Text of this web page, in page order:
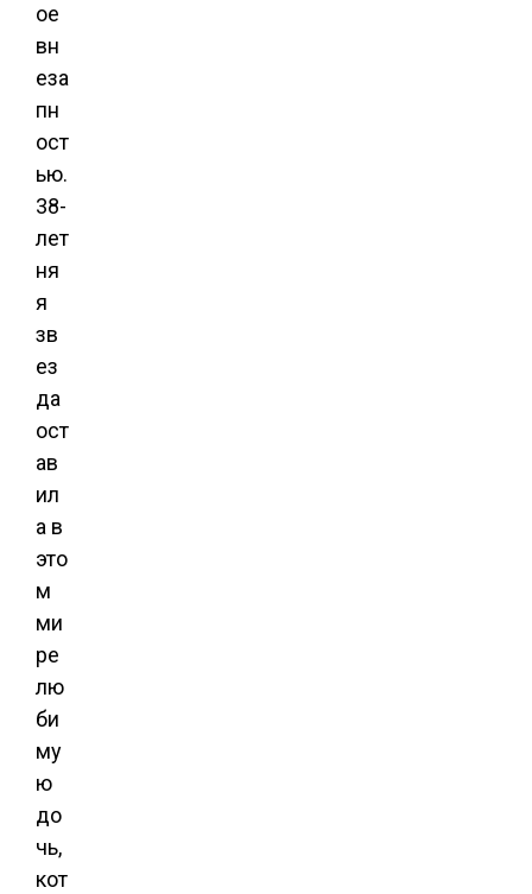
ое
вн
еза
пн
ост
ью.
38-
лет
ня
я
зв
ез
да
ост
ав
ил
а в
это
м
ми
ре
лю
би
му
ю
до
чь,
кот